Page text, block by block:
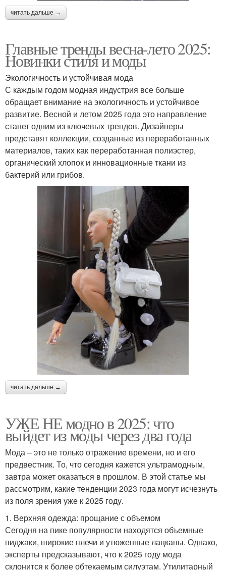
читать дальше →
Главные тренды весна-лето 2025:
Новинки стиля и моды
Экологичность и устойчивая мода
С каждым годом модная индустрия все больше
обращает внимание на экологичность и устойчивое
развитие. Весной и летом 2025 года это направление
станет одним из ключевых трендов. Дизайнеры
представят коллекции, созданные из переработанных
материалов, таких как переработанная полиэстер,
органический хлопок и инновационные ткани из
бактерий или грибов.
читать дальше →
УЖЕ НЕ модно в 2025: что
выйдет из моды через два года
Мода – это не только отражение времени, но и его
предвестник. То, что сегодня кажется ультрамодным,
завтра может оказаться в прошлом. В этой статье мы
рассмотрим, какие тенденции 2023 года могут исчезнуть
из поля зрения уже к 2025 году.
1. Верхняя одежда: прощание с объемом
Сегодня на пике популярности находятся объемные
пиджаки, широкие плечи и утюженные лацканы. Однако,
эксперты предсказывают, что к 2025 году мода
склонится к более обтекаемым силуэтам. Утилитарный